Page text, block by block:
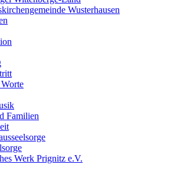
Wusterhausen
Familien
Werk Prignitz e.V.